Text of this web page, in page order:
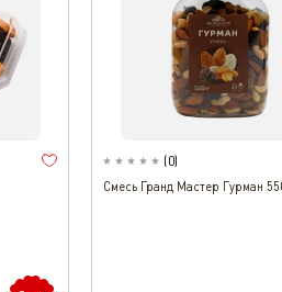
(0)
Смесь Гранд Мастер Гурман